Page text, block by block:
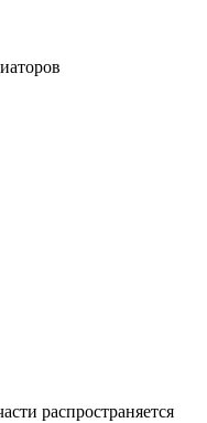
распространяется